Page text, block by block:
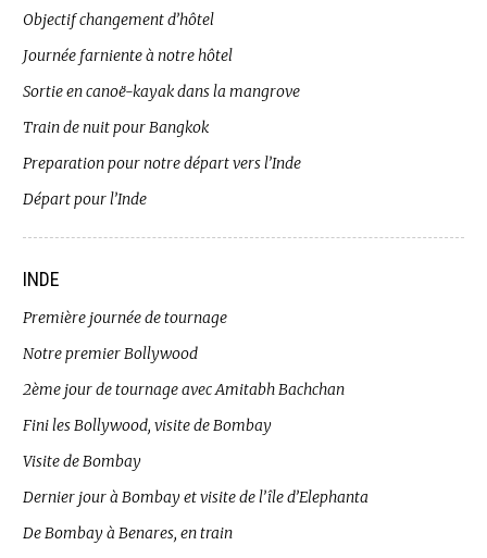
Objectif changement d’hôtel
Journée farniente à notre hôtel
Sortie en canoë-kayak dans la mangrove
Train de nuit pour Bangkok
Preparation pour notre départ vers l’Inde
Départ pour l’Inde
INDE
Première journée de tournage
Notre premier Bollywood
2ème jour de tournage avec Amitabh Bachchan
Fini les Bollywood, visite de Bombay
Visite de Bombay
Dernier jour à Bombay et visite de l’île d’Elephanta
De Bombay à Benares, en train